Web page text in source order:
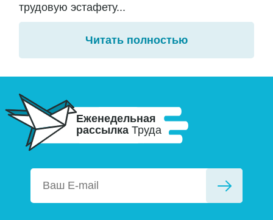
трудовую эстафету...
Читать полностью
Еженедельная
рассылка Труда